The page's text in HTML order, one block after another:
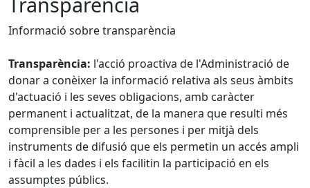
Informació sobre transparència
Transparència: l'acció proactiva de l'Administració de
donar a conèixer la informació relativa als seus àmbits
d'actuació i les seves obligacions, amb caràcter
permanent i actualitzat, de la manera que resulti més
comprensible per a les persones i per mitjà dels
instruments de difusió que els permetin un accés ampli
i fàcil a les dades i els facilitin la participació en els
assumptes públics.